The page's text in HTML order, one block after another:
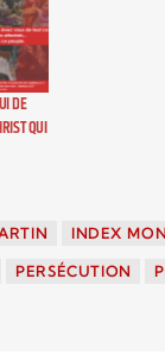
DE
QUI
INDEX
PERSÉCUTION